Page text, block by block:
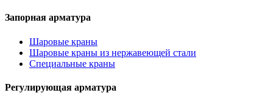
Запорная арматура
Шаровые краны
Шаровые краны из нержавеющей стали
Специальные краны
Регулирующая арматура